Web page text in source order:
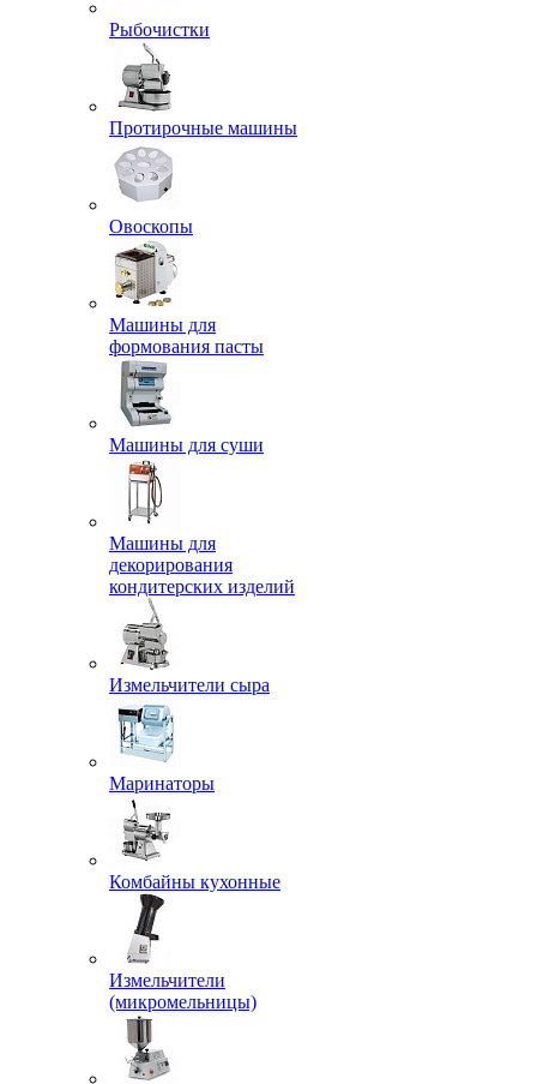
Рыбочистки
Протирочные машины
Овоскопы
Машины для
формования пасты
Машины для суши
Машины для
декорирования
кондитерских изделий
Измельчители сыра
Маринаторы
Комбайны кухонные
Измельчители
(микромельницы)